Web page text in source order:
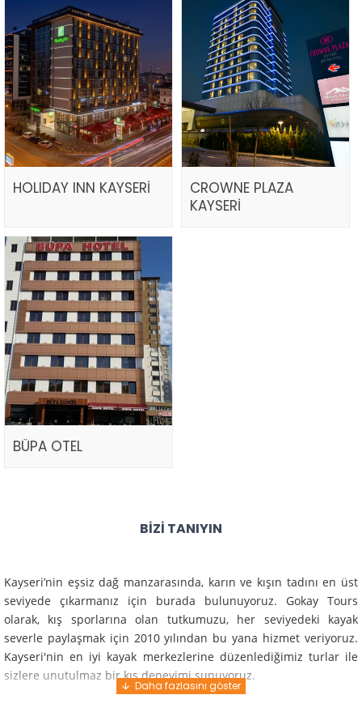
HOLIDAY INN KAYSERİ
CROWNE PLAZA
KAYSERİ
BÜPA OTEL
BIZI TANIYIN
Kayseri’nin eşsiz dağ manzarasında, karın ve kışın tadını en üst
seviyede çıkarmanız için burada bulunuyoruz. Gokay Tours
olarak, kış sporlarına olan tutkumuzu, her seviyedeki kayak
severle paylaşmak için 2010 yılından bu yana hizmet veriyoruz.
Kayseri'nin en iyi kayak merkezlerine düzenlediğimiz turlar ile
sizlere unutulmaz bir kış deneyimi sunuyoruz.